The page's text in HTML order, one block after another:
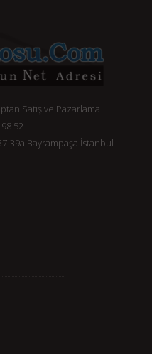
Satış ve Pazarlama
52
39a Bayrampaşa İstanbul